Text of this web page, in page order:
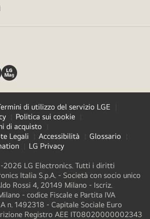
di utilizzo del servizio LGE
Politica sui cookie
di acquisto
Legali
Accessibilità
Glossario
LG Privacy
LG Electronics. Tutti i diritti
Italia S.p.A. - Società con socio unico
Rossi 4, 20149 Milano - Iscriz.
- codice Fiscale e Partita IVA
n. 1492318 - Capitale Sociale Euro
Registro AEE IT08020000002343​